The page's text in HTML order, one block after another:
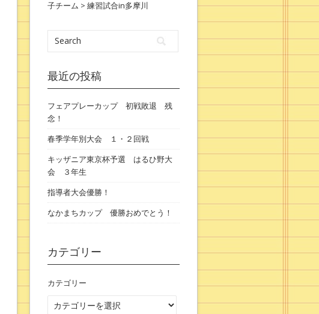
子チーム > 練習試合in多摩川
最近の投稿
フェアプレーカップ 初戦敗退 残
念！
春季学年別大会 １・２回戦
キッザニア東京杯予選 はるひ野大
会 ３年生
指導者大会優勝！
なかまちカップ 優勝おめでとう！
カテゴリー
カテゴリー